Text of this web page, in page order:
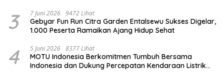
3 7 Juni 2026 9472 Lihat
Gebyar Fun Run Citra Garden Entalsewu Sukses Digelar,
1.000 Peserta Ramaikan Ajang Hidup Sehat
4 5 Juni 2026 8377 Lihat
MOTU Indonesia Berkomitmen Tumbuh Bersama
Indonesia dan Dukung Percepatan Kendaraan Listrik